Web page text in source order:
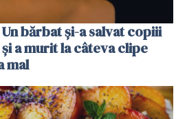
bărbat și-a salvat copiii
a murit la câteva clipe
mal